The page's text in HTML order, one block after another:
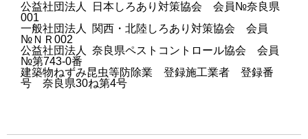
公益社団法人 日本しろあり対策協会 会員№奈良県
001
一般社団法人 関西・北陸しろあり対策協会 会員
№ＮＲ002
公益社団法人 奈良県ペストコントロール協会 会員
№第743-0番
建築物ねずみ昆虫等防除業 登録施工業者 登録番
号 奈良県30ね第4号